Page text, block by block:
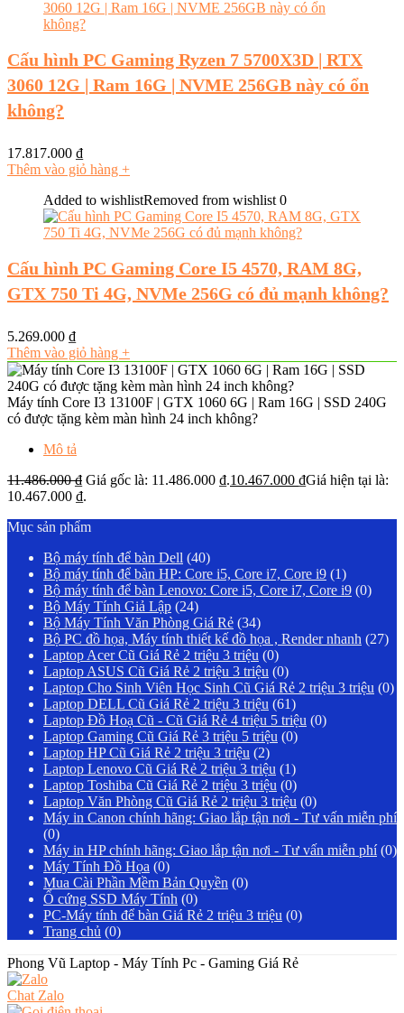
Cấu hình PC Gaming Ryzen 7 5700X3D | RTX
3060 12G | Ram 16G | NVME 256GB này có ổn
không?
17.817.000 ₫
Thêm vào giỏ hàng +
Added to wishlistRemoved from wishlist 0
Cấu hình PC Gaming Core I5 4570, RAM 8G,
GTX 750 Ti 4G, NVMe 256G có đủ mạnh không?
5.269.000 ₫
Thêm vào giỏ hàng +
Máy tính Core I3 13100F | GTX 1060 6G | Ram 16G | SSD 240G
có được tặng kèm màn hình 24 inch không?
Mô tả
11.486.000₫ Giá gốc là: 11.486.000 ₫.10.467.000 ₫Giá hiện tại là:
10.467.000 ₫.
Mục sản phẩm
Bộ máy tính để bàn Dell (40)
Bộ máy tính để bàn HP: Core i5, Core i7, Core i9 (1)
Bộ máy tính để bàn Lenovo: Core i5, Core i7, Core i9 (0)
Bộ Máy Tính Giả Lập (24)
Bộ Máy Tính Văn Phòng Giá Rẻ (34)
Bộ PC đồ họa, Máy tính thiết kế đồ họa , Render nhanh (27)
Laptop Acer Cũ Giá Rẻ 2 triệu 3 triệu (0)
Laptop ASUS Cũ Giá Rẻ 2 triệu 3 triệu (0)
Laptop Cho Sinh Viên Học Sinh Cũ Giá Rẻ 2 triệu 3 triệu (0)
Laptop DELL Cũ Giá Rẻ 2 triệu 3 triệu (61)
Laptop Đồ Hoạ Cũ - Cũ Giá Rẻ 4 triệu 5 triệu (0)
Laptop Gaming Cũ Giá Rẻ 3 triệu 5 triệu (0)
Laptop HP Cũ Giá Rẻ 2 triệu 3 triệu (2)
Laptop Lenovo Cũ Giá Rẻ 2 triệu 3 triệu (1)
Laptop Toshiba Cũ Giá Rẻ 2 triệu 3 triệu (0)
Laptop Văn Phòng Cũ Giá Rẻ 2 triệu 3 triệu (0)
Máy in Canon chính hãng: Giao lắp tận nơi - Tư vấn miễn phí
(0)
Máy in HP chính hãng: Giao lắp tận nơi - Tư vấn miễn phí (0)
Máy Tính Đồ Họa (0)
Mua Cài Phần Mềm Bản Quyền (0)
Ổ cứng SSD Máy Tính (0)
PC-Máy tính để bàn Giá Rẻ 2 triệu 3 triệu (0)
Trang chủ (0)
Phong Vũ Laptop - Máy Tính Pc - Gaming Giá Rẻ
Chat Zalo